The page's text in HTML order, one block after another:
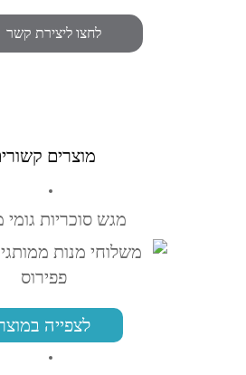
מוצרים
מגש סוכריות גומי
לצפייה